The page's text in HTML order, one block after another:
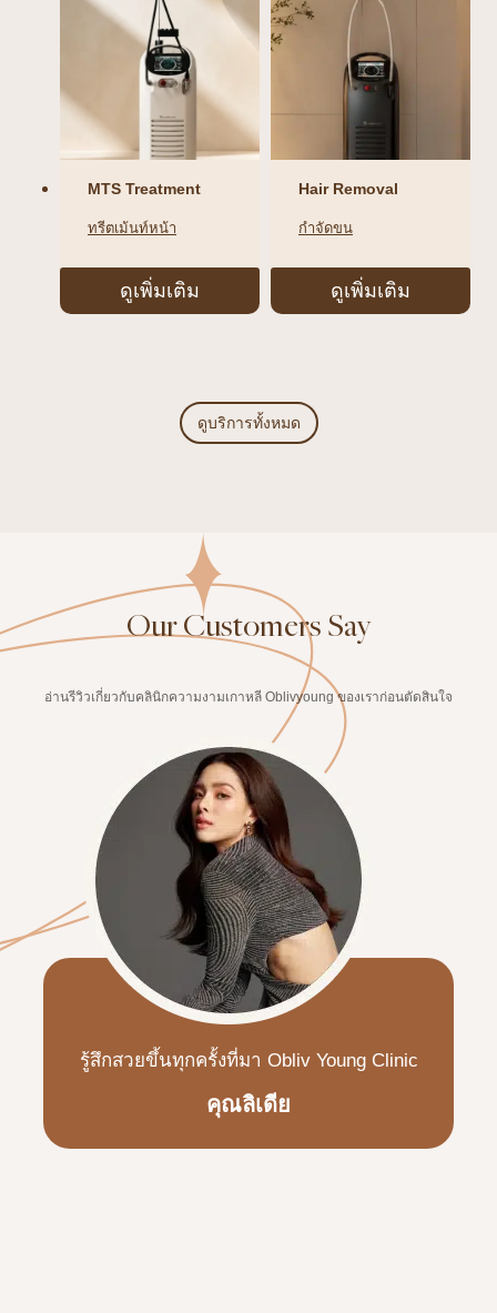
MTS Treatment
ทรีตเม้นท์หน้า
ดูเพิ่มเติม
Hair Removal
กำจัดขน
ดูเพิ่มเติม
ดูบริการทั้งหมด
Our Customers Say
อ่านรีวิวเกี่ยวกับคลินิกความงามเกาหลี Oblivyoung ของเราก่อนตัดสินใจ
รู้สึกสวยขึ้นทุกครั้งที่มา Obliv Young Clinic
คุณลิเดีย